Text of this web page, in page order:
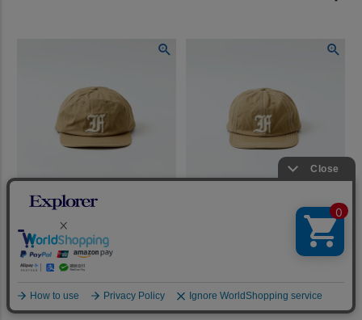
TWILL STONE WASHED BB
CAP W/OLD FONT "F" FELT -
REAL KHAKI KHAKI
¥5,940
FELCO (フェルコ) NEW SHAPE
TWILL STONE WASHED BB
CAP W/OLD FONT "F" FELT -
¥5,940